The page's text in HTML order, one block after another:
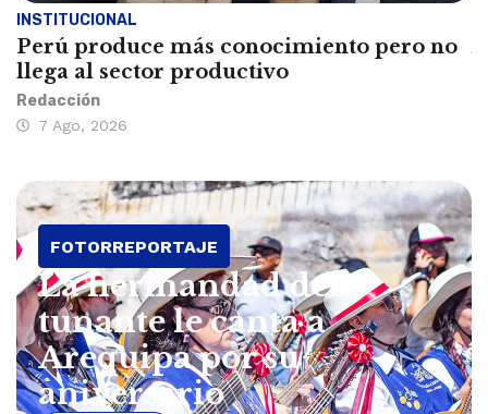
INSTITUCIONAL
Perú produce más conocimiento pero no
llega al sector productivo
Redacción
7 Ago, 2026
FOTORREPORTAJE
La hermandad del
tunante le canta a
Arequipa por su
aniversario